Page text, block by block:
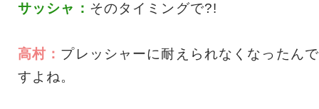
サッシャ： そのタイミングで?!
高村： プレッシャーに耐えられなくなったんで
すよね。